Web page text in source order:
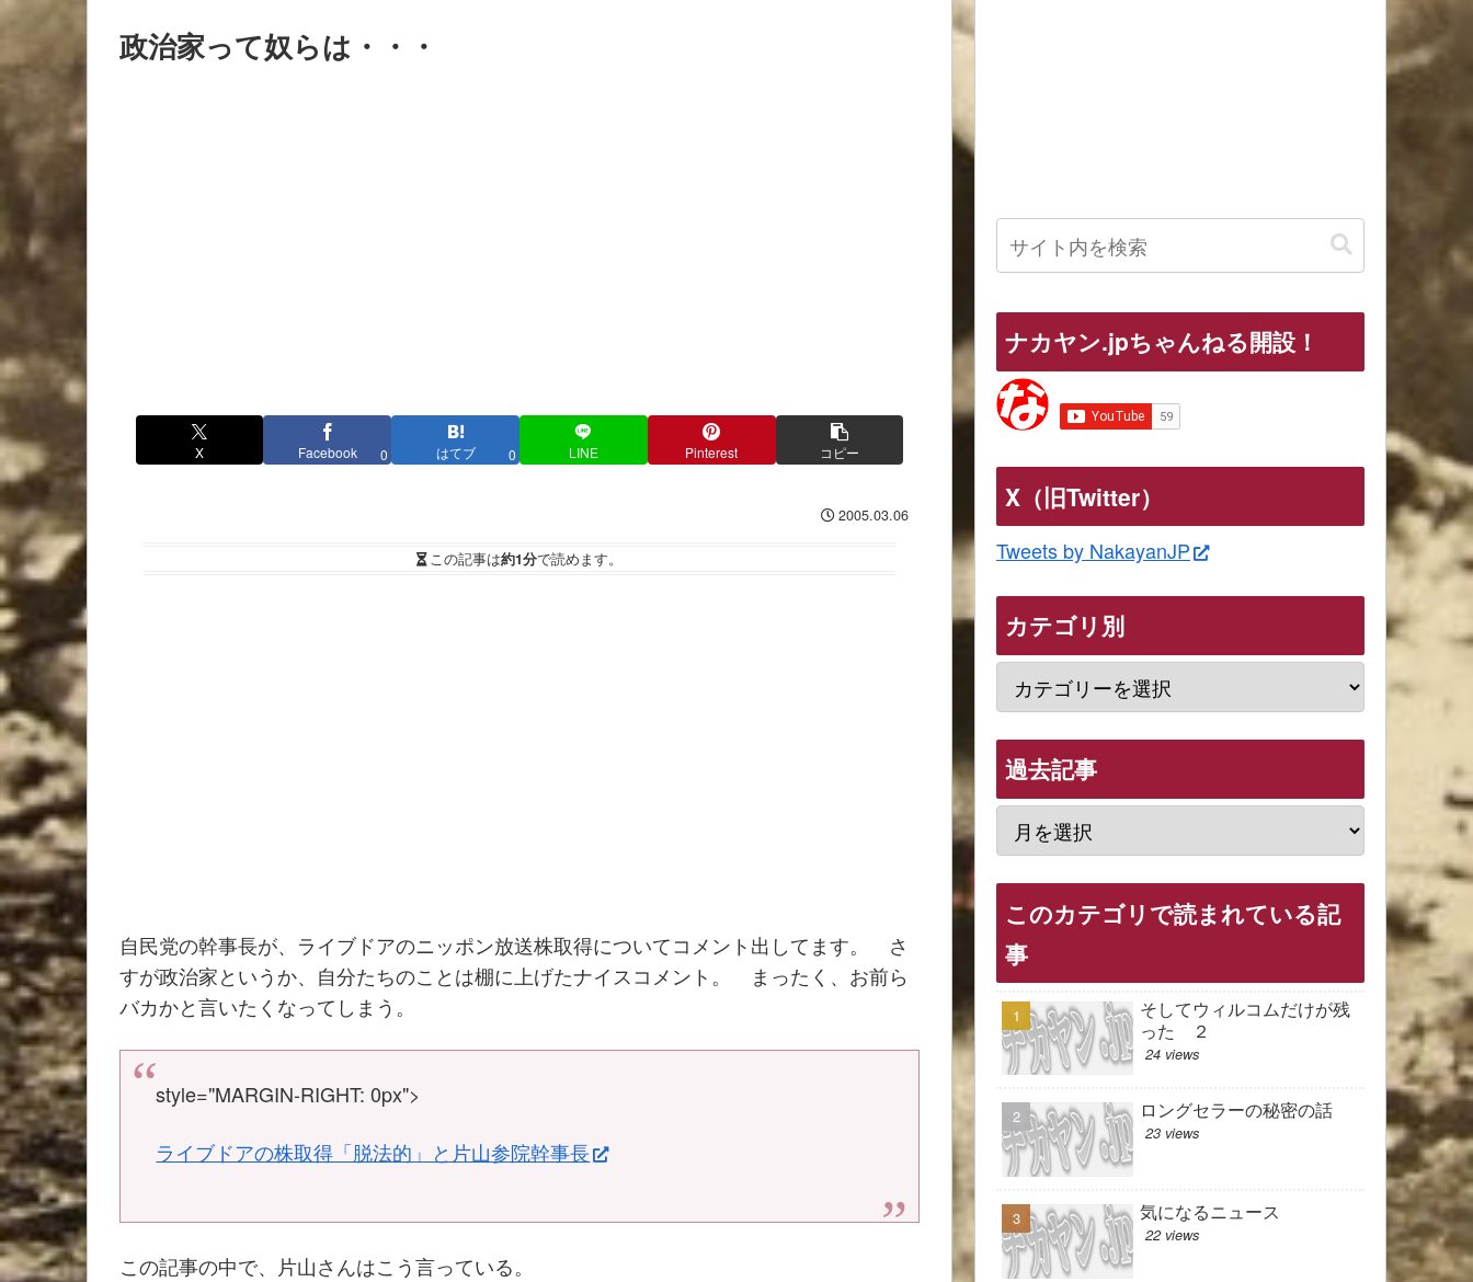
政治家って奴らは・・・
X Facebook 0 はてブ 0 LINE Pinterest コピー
2005.03.06
この記事は約1分で読めます。
自民党の幹事長が、ライブドアのニッポン放送株取得についてコメント出してます。 さ
すが政治家というか、自分たちのことは棚に上げたナイスコメント。 まったく、お前ら
バカかと言いたくなってしまう。
style="MARGIN-RIGHT: 0px">
ライブドアの株取得「脱法的」と片山参院幹事長
この記事の中で、片山さんはこう言っている。
ナカヤン.jpちゃんねる開設！
X（旧Twitter）
Tweets by NakayanJP
カテゴリ別
過去記事
このカテゴリで読まれている記
事
そしてウィルコムだけが残
った ２
24 views
ロングセラーの秘密の話
23 views
気になるニュース
22 views